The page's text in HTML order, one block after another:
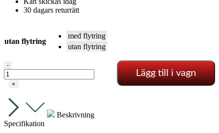
30 dagars returrätt
utan flytring
med flytring
utan flytring
Ultraljudsfuktare
5,3
mängd
-
+
Lägg till i vagn
Beskrivning
Specifikation